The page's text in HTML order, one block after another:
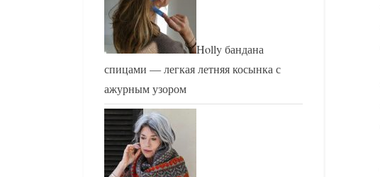
Holly бандана
спицами — легкая летняя косынка с
ажурным узором